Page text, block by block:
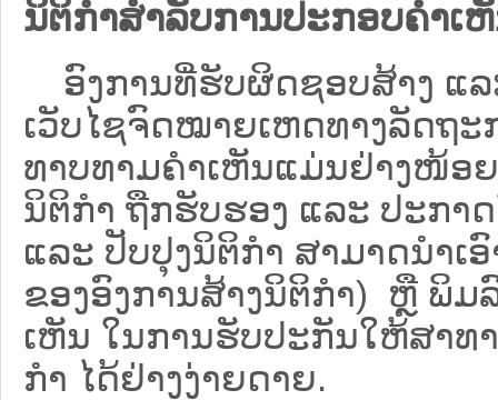
ນິຕິກຳສຳລັບການປະກອບຄຳເ
ອົງການທີ່ຮັບຜິດຊອບສ້າງ ແລ
ເວັບ​ໄຊຈົດໝາຍເຫດທາງລັດຖະ
ທາບທາມຄໍາເຫັນແມ່ນຢ່າງໜ້ອ
ນິຕິກໍາ ຖືກຮັບຮອງ ແລະ ປະກາ
ແລະ ປັບປຸງນິຕິກໍາ ສາມາດນຳເ
ຂອງອົງການສ້າງນິຕິກຳ) ຫຼື ພິມ
ເຫັນ ໃນການຮັບປະກັນໃຫ້ສາທ
ກຳ ໄດ້ຢ່າງງ່າຍດາຍ.